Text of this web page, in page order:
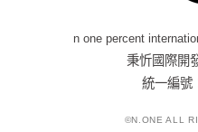
n one percent
秉忻國際開
統一編號
©N.ONE ALL